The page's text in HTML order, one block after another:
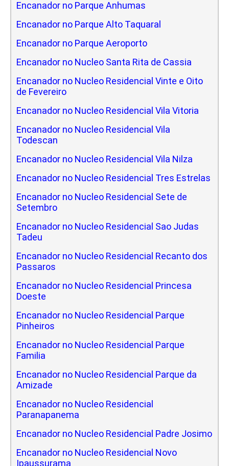
Encanador no Parque Anhumas
Encanador no Parque Alto Taquaral
Encanador no Parque Aeroporto
Encanador no Nucleo Santa Rita de Cassia
Encanador no Nucleo Residencial Vinte e Oito
de Fevereiro
Encanador no Nucleo Residencial Vila Vitoria
Encanador no Nucleo Residencial Vila
Todescan
Encanador no Nucleo Residencial Vila Nilza
Encanador no Nucleo Residencial Tres Estrelas
Encanador no Nucleo Residencial Sete de
Setembro
Encanador no Nucleo Residencial Sao Judas
Tadeu
Encanador no Nucleo Residencial Recanto dos
Passaros
Encanador no Nucleo Residencial Princesa
Doeste
Encanador no Nucleo Residencial Parque
Pinheiros
Encanador no Nucleo Residencial Parque
Familia
Encanador no Nucleo Residencial Parque da
Amizade
Encanador no Nucleo Residencial
Paranapanema
Encanador no Nucleo Residencial Padre Josimo
Encanador no Nucleo Residencial Novo
Ipaussurama